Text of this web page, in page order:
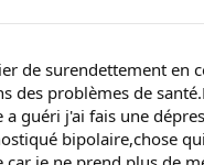
de surendettement en
des problèmes de
guéri j'ai fais une
bipolaire,chose